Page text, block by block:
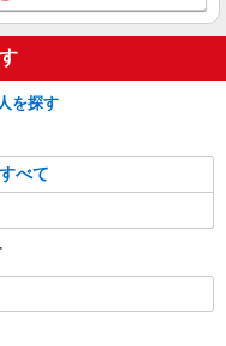
を探す
べて